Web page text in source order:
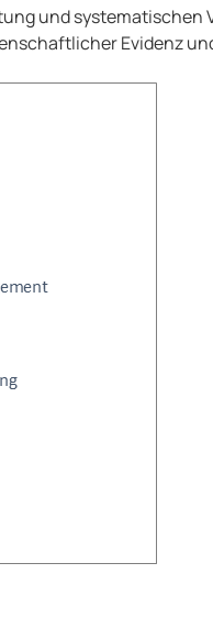
und systematischen
Evidenz